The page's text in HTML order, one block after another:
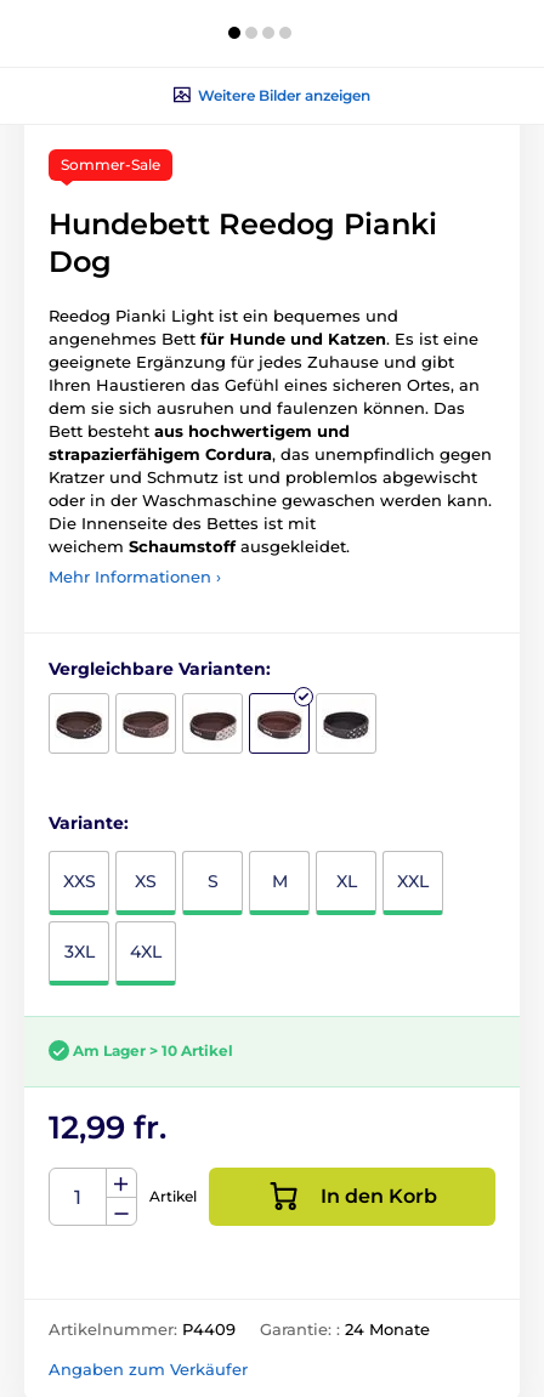
Weitere Bilder anzeigen
Sommer-Sale
Hundebett Reedog Pianki
Dog
Reedog Pianki Light ist ein bequemes und
angenehmes Bett für Hunde und Katzen. Es ist eine
geeignete Ergänzung für jedes Zuhause und gibt
Ihren Haustieren das Gefühl eines sicheren Ortes, an
dem sie sich ausruhen und faulenzen können. Das
Bett besteht aus hochwertigem und
strapazierfähigem Cordura, das unempfindlich gegen
Kratzer und Schmutz ist und problemlos abgewischt
oder in der Waschmaschine gewaschen werden kann.
Die Innenseite des Bettes ist mit
weichem Schaumstoffausgekleidet.
Mehr Informationen ›
Vergleichbare Varianten:
Variante:
XXS XS S M XL XXL
3XL 4XL
Am Lager > 10 Artikel
12,99 fr.
Artikel In den Korb
Artikelnummer: P4409 Garantie: : 24 Monate
Angaben zum Verkäufer